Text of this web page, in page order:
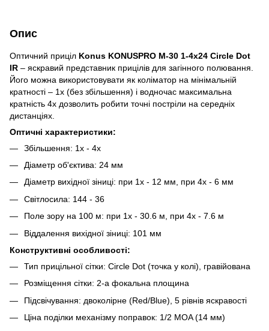
Опис
Оптичний приціл Konus KONUSPRO M-30 1-4x24 Circle Dot
IR – яскравий представник прицілів для загінного полювання.
Його можна використовувати як коліматор на мінімальній
кратності – 1x (без збільшення) і водночас максимальна
кратність 4х дозволить робити точні постріли на середніх
дистанціях.
Оптичні характеристики:
Збільшення: 1x - 4x
Діаметр об'єктива: 24 мм
Діаметр вихідної зіниці: при 1х - 12 мм, при 4х - 6 мм
Світлосила: 144 - 36
Поле зору на 100 м: при 1х - 30.6 м, при 4х - 7.6 м
Віддалення вихідної зіниці: 101 мм
Конструктивні особливості:
Тип прицільної сітки: Circle Dot (точка у колі), гравійована
Розміщення сітки: 2-а фокальна площина
Підсвічування: двоколірне (Red/Blue), 5 рівнів яскравості
Ціна поділки механізму поправок: 1/2 MOA (14 мм)